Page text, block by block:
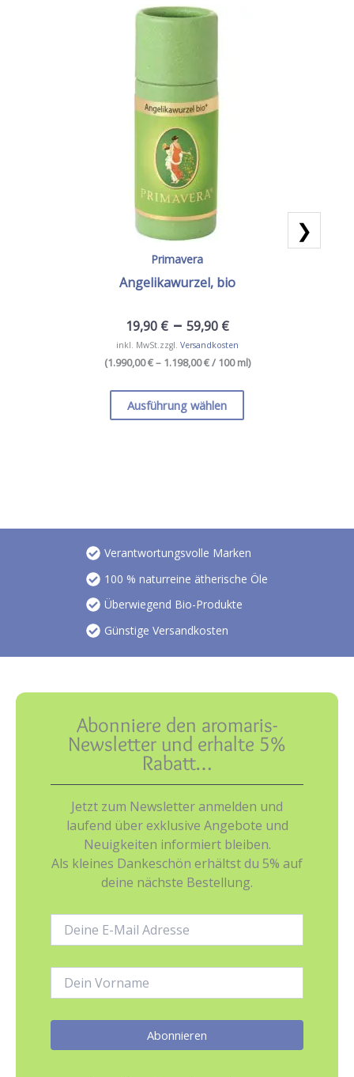
Primavera
Angelikawurzel, bio
19,90 €– 59,90 €
inkl. MwSt.zzgl. Versandkosten
(1.990,00 € – 1.198,00 €/ 100 ml)
Ausführung wählen
können
auf
der
Produktseite
❯
Verantwortungsvolle Marken
100 % naturreine ätherische Öle
Überwiegend Bio-Produkte
Günstige Versandkosten
Abonniere den aromaris-
Newsletter und erhalte 5%
Rabatt…
Jetzt zum Newsletter anmelden und
laufend über exklusive Angebote und
Neuigkeiten informiert bleiben.
Als kleines Dankeschön erhältst du 5% auf
deine nächste Bestellung.
Mail-